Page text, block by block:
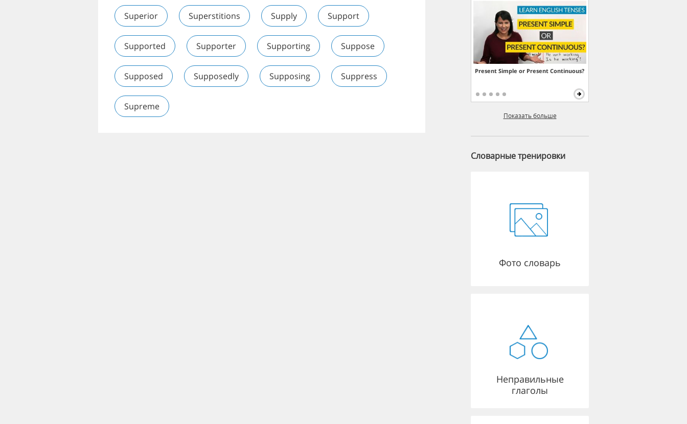
Superior Superstitions Supply Support
Supported Supporter Supporting Suppose
Supposed Supposedly Supposing Suppress
Supreme
Present Simple or Present Continuous?
Показать больше
Словарные тренировки
Фото словарь
Неправильные
глаголы